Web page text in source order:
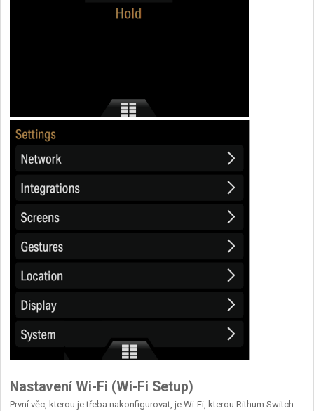
Nastavení Wi-Fi (Wi-Fi Setup)
První věc, kterou je třeba nakonfigurovat, je Wi-Fi, kterou Rithum Switch